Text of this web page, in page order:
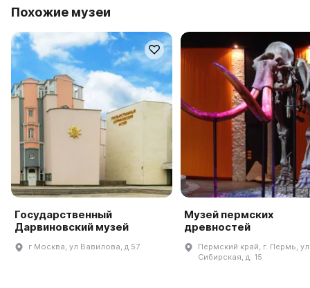
Похожие музеи
Государственный
Дарвиновский музей
г Москва, ул Вавилова, д 57
Музей пермских
древностей
Пермский край, г. Пермь,
Сибирская, д. 15